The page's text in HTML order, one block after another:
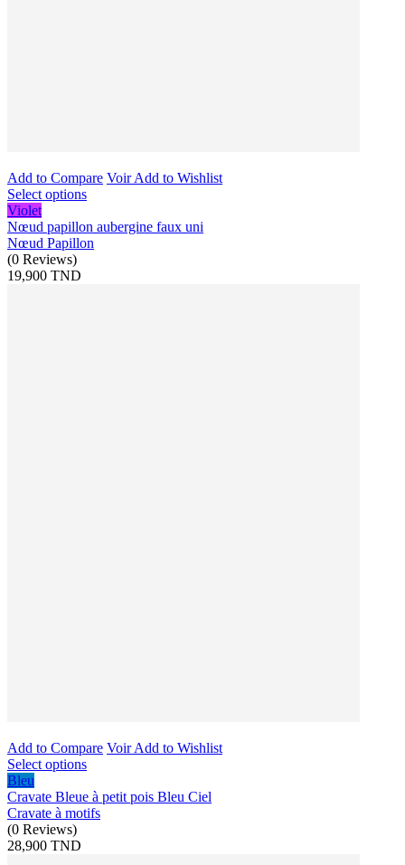
Add to Compare VoirAdd to Wishlist
Select options
Violet
Nœud papillon aubergine faux uni
Nœud Papillon
(0 Reviews)
19,900 TND
Add to Compare VoirAdd to Wishlist
Select options
Bleu
Cravate Bleue à petit pois Bleu Ciel
Cravate à motifs
(0 Reviews)
28,900 TND